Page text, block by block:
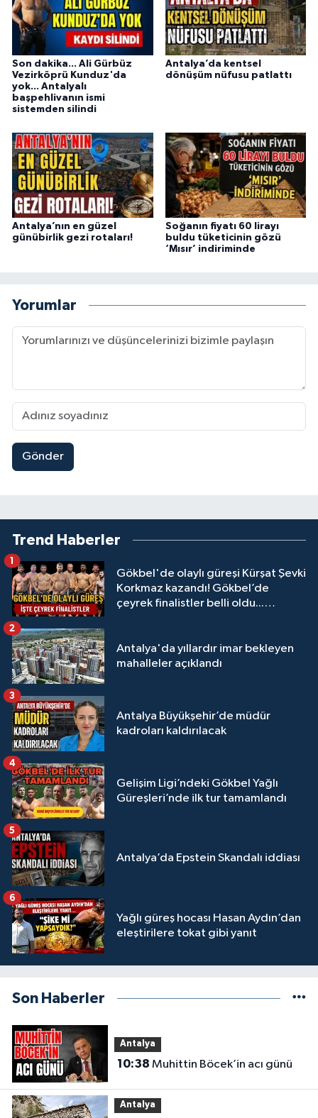
Son dakika... Ali Gürbüz
Vezirköprü Kunduz'da
yok... Antalyalı
başpehlivanın ismi
sistemden silindi
Antalya’da kentsel
dönüşüm nüfusu patlattı
Antalya’nın en güzel
günübirlik gezi rotaları!
Soğanın fiyatı 60 lirayı
buldu tüketicinin gözü
‘Mısır’ indiriminde
Yorumlar
Gönder
Trend Haberler
Gökbel'de olaylı güreşi Kürşat Şevki
Korkmaz kazandı! Gökbel’de
çeyrek finalistler belli oldu...
1
Antalya'da yıllardır imar bekleyen
mahalleler açıklandı
2
Antalya Büyükşehir’de müdür
kadroları kaldırılacak
3
Gelişim Ligi’ndeki Gökbel Yağlı
Güreşleri’nde ilk tur tamamlandı
4
Antalya’da Epstein Skandalı iddiası
5
Yağlı güreş hocası Hasan Aydın’dan
eleştirilere tokat gibi yanıt
6
Son Haberler
Antalya
10:38 Muhittin Böcek’in acı günü
Antalya